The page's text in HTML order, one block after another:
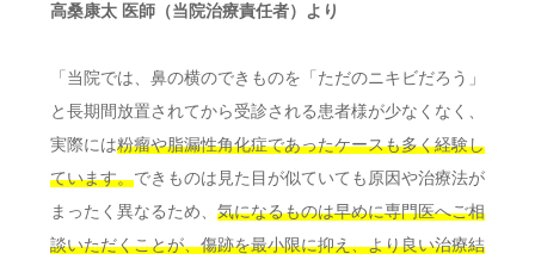
高桑康太 医師（当院治療責任者）より
「当院では、鼻の横のできものを「ただのニキビだろう」
と長期間放置されてから受診される患者様が少なくなく、
実際には粉瘤や脂漏性角化症であったケースも多く経験し
ています。できものは見た目が似ていても原因や治療法が
まったく異なるため、 気になるものは早めに専門医へご相
談いただくことが、傷跡を最小限に抑え、より良い治療結